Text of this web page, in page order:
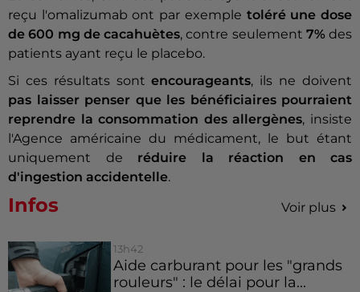
reçu l'omalizumab ont par exemple toléré une dose
de 600 mg de cacahuètes, contre seulement 7% des
patients ayant reçu le placebo.
Si ces résultats sont encourageants, ils ne doivent
pas laisser penser que les bénéficiaires pourraient
reprendre la consommation des allergènes, insiste
l'Agence américaine du médicament, le but étant
uniquement de réduire la réaction en cas
d'ingestion accidentelle.
Infos Voir plus
13h42
Aide carburant pour les "grands
rouleurs" : le délai pour la...